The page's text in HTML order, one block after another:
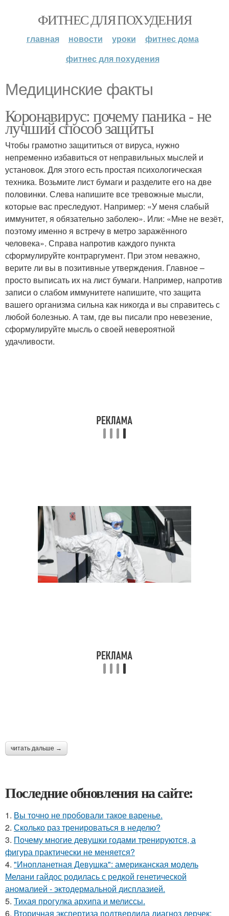
ФИТНЕС ДЛЯ ПОХУДЕНИЯ
главная новости уроки
фитнес дома
фитнес для похудения
Медицинские факты
Коронавирус: почему паника - не
лучший способ защиты
Чтобы грамотно защититься от вируса, нужно
непременно избавиться от неправильных мыслей и
установок. Для этого есть простая психологическая
техника. Возьмите лист бумаги и разделите его на две
половинки. Слева напишите все тревожные мысли,
которые вас преследуют. Например: «У меня слабый
иммунитет, я обязательно заболею». Или: «Мне не везёт,
поэтому именно я встречу в метро заражённого
человека». Справа напротив каждого пункта
сформулируйте контраргумент. При этом неважно,
верите ли вы в позитивные утверждения. Главное –
просто выписать их на лист бумаги. Например, напротив
записи о слабом иммунитете напишите, что защита
вашего организма сильна как никогда и вы справитесь с
любой болезнью. А там, где вы писали про невезение,
сформулируйте мысль о своей невероятной
удачливости.
читать дальше →
Последние обновления на сайте:
1. Вы точно не пробовали такое варенье.
2. Сколько раз тренироваться в неделю?
3. Почему многие девушки годами тренируются, а
фигура практически не меняется?
4. "Инопланетная Девушка": американская модель
Мелани гайдос родилась с редкой генетической
аномалией - эктодермальной дисплазией.
5. Тихая прогулка архипа и мелиссы.
6. Вторичная экспертиза подтвердила диагноз лерчек: